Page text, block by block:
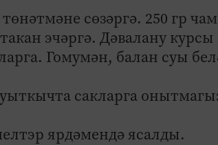
сөзәргә. 250 гр
эчәргә. Дәвалану
Гомумән, балан суы
сакларга
ярдәмендә ясалды.